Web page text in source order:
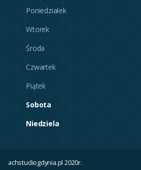
Poniedziałek
Wtorek
Środa
Czwartek
Piątek
Sobota
Niedziela
achstudiogdynia.pl 2020r.